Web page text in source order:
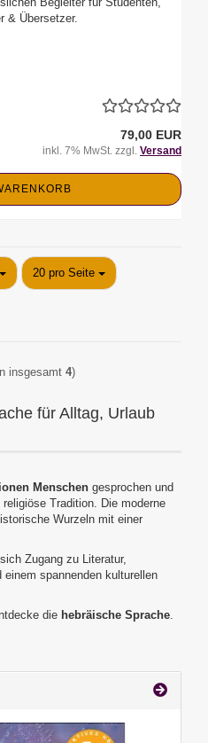
& Übersetzer.
79,00 EUR
inkl. 7% MwSt. zzgl. Versand
20 pro Seite
pro Seite
insgesamt 4)
für Alltag, Urlaub
Menschen gesprochen und
Tradition. Die moderne
Wurzeln mit einer
Zugang zu Literatur,
spannenden kulturellen
die hebräische Sprache.